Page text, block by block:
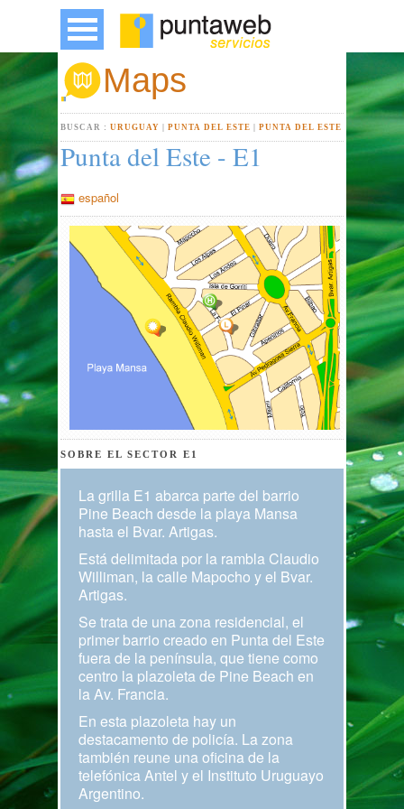
Maps
BUSCAR :URUGUAY |PUNTA DEL ESTE |PUNTA DEL ESTE
Punta del Este - E1
español
SOBRE EL SECTOR E1
La grilla E1 abarca parte del barrio
Pine Beach desde la playa Mansa
hasta el Bvar. Artigas.
Está delimitada por la rambla Claudio
Williman, la calle Mapocho y el Bvar.
Artigas.
Se trata de una zona residencial, el
primer barrio creado en Punta del Este
fuera de la península, que tiene como
centro la plazoleta de Pine Beach en
la Av. Francia.
En esta plazoleta hay un
destacamento de policía. La zona
también reune una oficina de la
telefónica Antel y el Instituto Uruguayo
Argentino.